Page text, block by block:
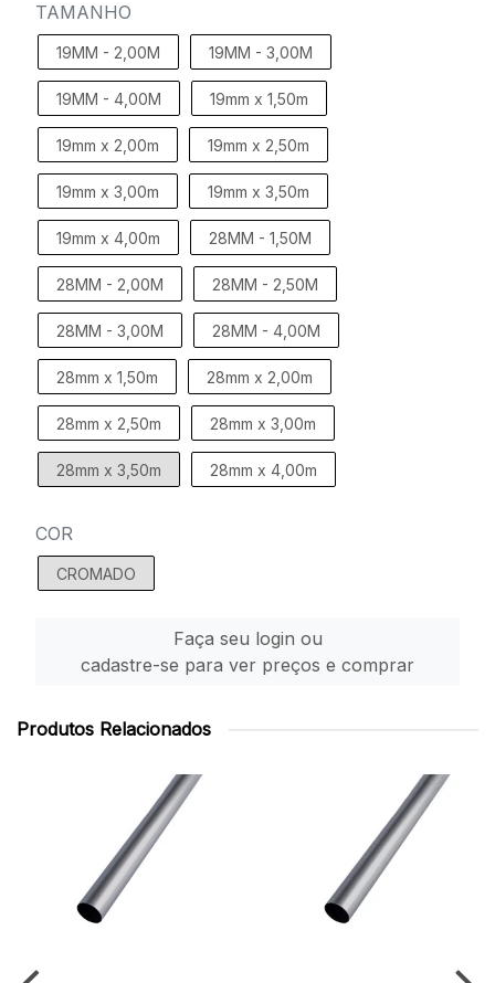
TAMANHO
19MM - 2,00M 19MM - 3,00M
19MM - 4,00M 19mm x 1,50m
19mm x 2,00m 19mm x 2,50m
19mm x 3,00m 19mm x 3,50m
19mm x 4,00m 28MM - 1,50M
28MM - 2,00M 28MM - 2,50M
28MM - 3,00M 28MM - 4,00M
28mm x 1,50m 28mm x 2,00m
28mm x 2,50m 28mm x 3,00m
28mm x 3,50m 28mm x 4,00m
COR
CROMADO
Faça seu login ou
cadastre-se para ver preços e comprar
Produtos Relacionados